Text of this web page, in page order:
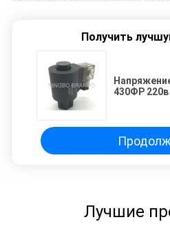
Получить
430ФР
Лучшие